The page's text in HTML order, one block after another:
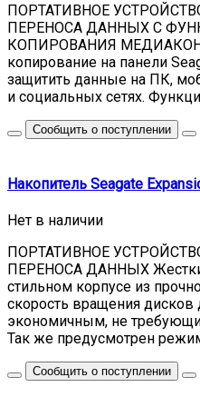
ПОРТАТИВНОЕ
ПЕРЕНОСА ДАННЫХ С
КОПИРОВАНИЯ
копирование на панели
защитить данные на ПК,
и социальных сетях.
Сообщить о поступлении
Накопитель Seagate
Нет в наличии
ПОРТАТИВНОЕ
ПЕРЕНОСА ДАННЫХ
стильном корпусе из
скорость вращения дисков
экономичным, не
Так же предусмотрен
Сообщить о поступлении